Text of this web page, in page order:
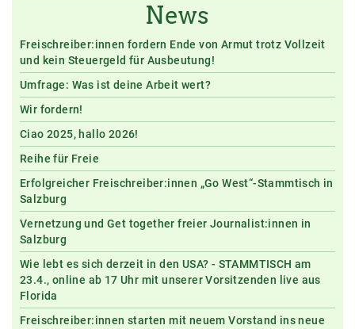
News
Freischreiber:innen fordern Ende von Armut trotz Vollzeit
und kein Steuergeld für Ausbeutung!
Umfrage: Was ist deine Arbeit wert?
Wir fordern!
Ciao 2025, hallo 2026!
Reihe für Freie
Erfolgreicher Freischreiber:innen „Go West“-Stammtisch in
Salzburg
Vernetzung und Get together freier Journalist:innen in
Salzburg
Wie lebt es sich derzeit in den USA? - STAMMTISCH am
23.4., online ab 17 Uhr mit unserer Vorsitzenden live aus
Florida
Freischreiber:innen starten mit neuem Vorstand ins neue